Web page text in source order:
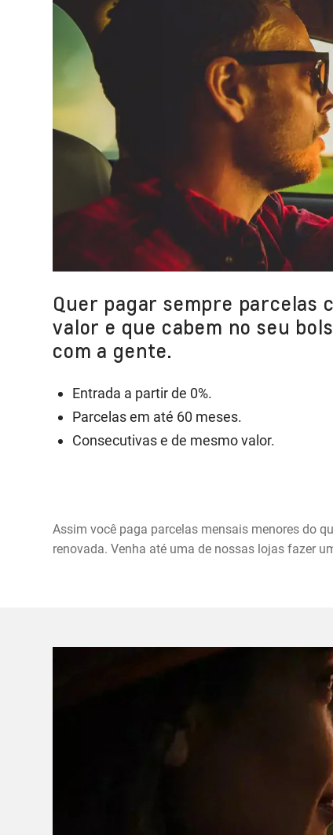
Quer pagar sempre parcelas
valor e que cabem no seu
com a gente.
Entrada a partir de 0%.
Parcelas em até 60 meses.
Consecutivas e de mesmo valor.
Assim você paga parcelas mensais menores do
renovada. Venha até uma de nossas lojas fazer